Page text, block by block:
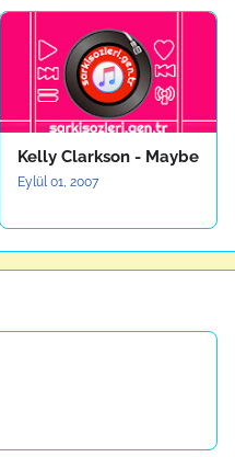
Kelly Clarkson - Maybe
Eylül 01, 2007